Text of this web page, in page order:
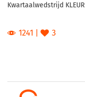
Kwartaalwedstrijd KLEUR
1241 3